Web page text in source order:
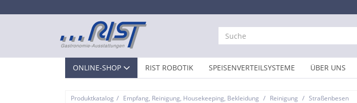
ONLINE-SHOP RIST ROBOTIK SPEISENVERTEILSYSTEME ÜBER UNS
Produktkatalog / Empfang, Reinigung, Housekeeping, Bekleidung / Reinigung / Straßenbesen